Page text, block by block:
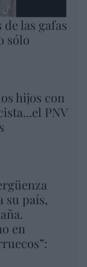
las gafas
sólo
hijos con
PNV
su país,
en